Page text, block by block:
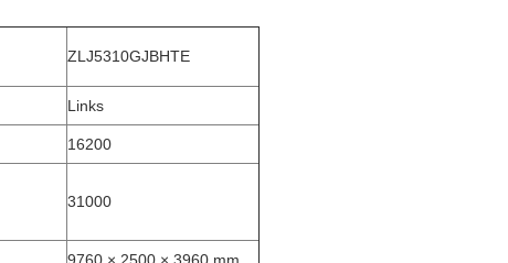
ZLJ5310GJBHTE
Links
16200
31000